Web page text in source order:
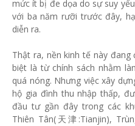
mức ít bị đe dọa do sự suy
với ba năm rưỡi trước đây,
diễn ra.
Thật ra, nền kinh tế này
biệt là từ chính sách nhằm
quá nóng. Nhưng việc xây
hộ gia đình thu nhập thấp,
đầu tư gần đây trong các
Thiên Tân( 天津 :Tianjin),